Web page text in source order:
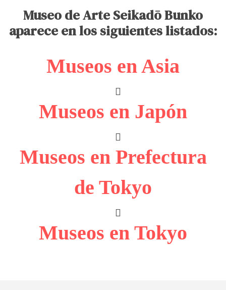
Museo de Arte Seikadō Bunko
aparece en los siguientes listados:
Museos en Asia
Museos en Japón
Museos en Prefectura
de Tokyo
Museos en Tokyo